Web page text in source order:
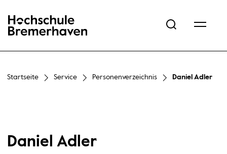
Hochschule Bremerhaven
Startseite Service Personenverzeichnis Daniel Adler
Daniel Adler